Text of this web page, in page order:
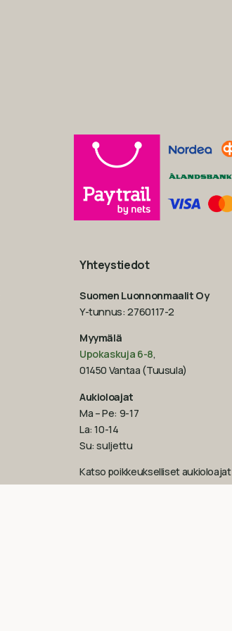
Yhteystiedot
Suomen Luonnonmaalit Oy
Y-tunnus: 2760117-2
Myymälä
Upokaskuja 6-8,
01450 Vantaa (Tuusula)
Aukioloajat
Ma – Pe: 9-17
La: 10-14
Su: suljettu
Katso poikkeukselliset aukioloajat
ennen juhlapyhiä!‍